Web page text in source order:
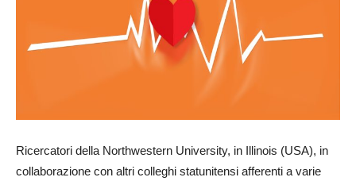
Ricercatori della Northwestern University, in Illinois (USA), in
collaborazione con altri colleghi statunitensi afferenti a varie